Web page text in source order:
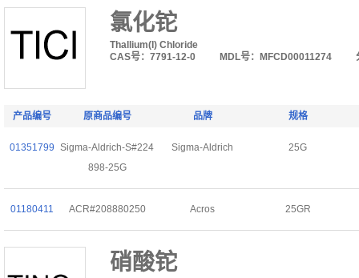
氯化铊
Thallium(I) Chloride
CAS号：7791-12-0
MDL号：MFCD00011274
产品编号 原商品编号 品牌 规格
01351799 Sigma-Aldrich-S#224
898-25G
Sigma-Aldrich 25G
01180411 ACR#208880250 Acros 25GR
硝酸铊